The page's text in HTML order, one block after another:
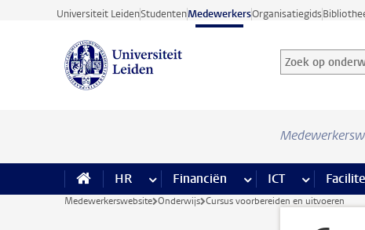
Ga direct naar de inhoud
Universiteit LeidenStudentenMedewerkersOrganisatiegids
Zoek op
Zoekterm
HR meer HR pagina’s
Financiën meer Financiën
ICT meer ICT
Medewerkerswebsite Onderwijs Cursus voorbereiden en uitvoeren